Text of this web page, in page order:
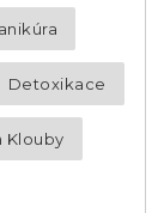
Detoxikace
Klouby